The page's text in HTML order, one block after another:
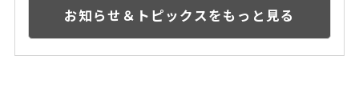
お知らせ＆トピックスをもっと見る